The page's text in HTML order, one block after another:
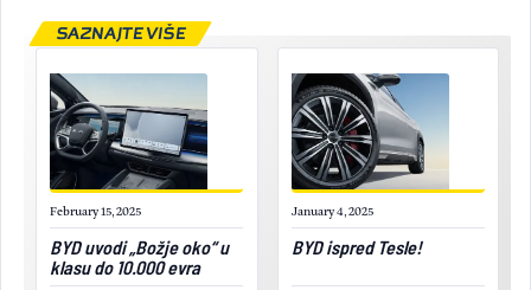
February 15, 2025
BYD uvodi „Božje oko“ u
klasu do 10.000 evra
January 4, 2025
BYD ispred Tesle!
SAZNAJTE VIŠE